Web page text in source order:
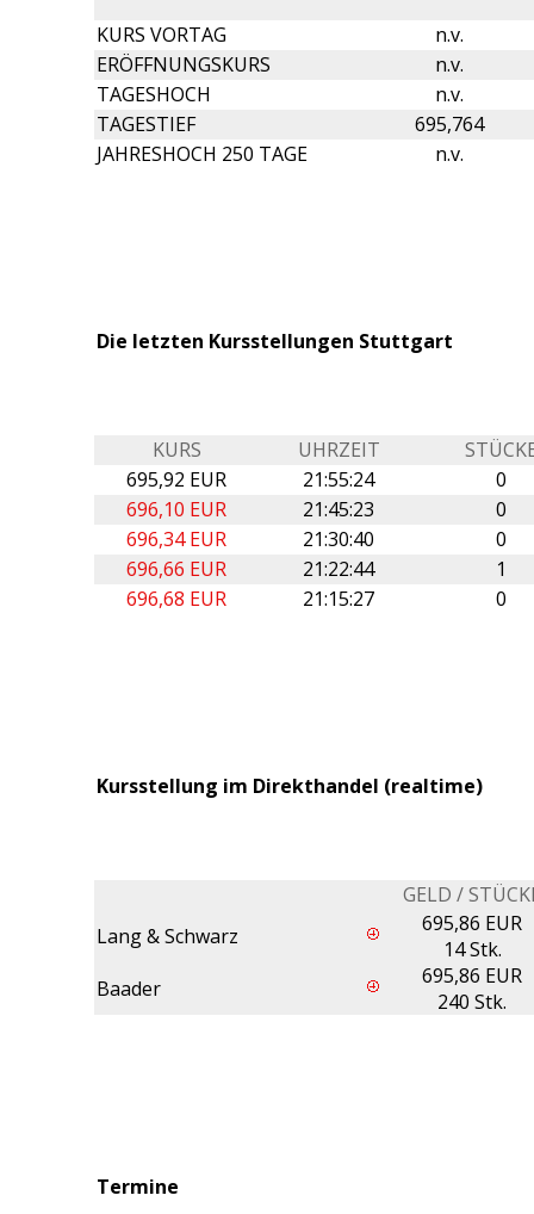
KURS VORTAG
n.v.
ERÖFFNUNGSKURS
n.v.
TAGESHOCH
n.v.
TAGESTIEF
695,764
JAHRESHOCH 250 TAGE
n.v.
Die letzten Kursstellungen Stuttgart
KURS UHRZEIT
695,92 EUR
21:55:24
0
696,10 EUR
21:45:23
0
696,34 EUR
21:30:40
0
696,66 EUR
21:22:44
1
696,68 EUR
21:15:27 0
Kursstellung im Direkthandel (realtime)
GELD /
Lang & Schwarz
695,86 EUR
14 Stk.
Baader
695,86 EUR
240 Stk.
Termine